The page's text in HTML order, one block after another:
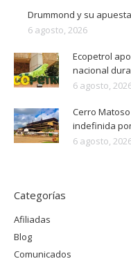
Drummond y su
6 agosto, 2026
Ecopetrol
nacional
6 agosto,
Cerro
indefinida
6 agosto,
Categorías
Afiliadas
Blog
Comunicados